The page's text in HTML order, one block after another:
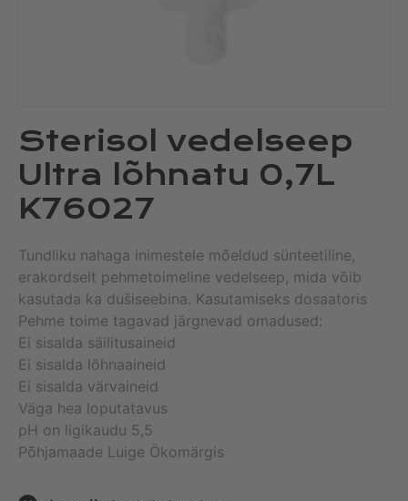
Sterisol vedelseep
Ultra lõhnatu 0,7L
K76027
Tundliku nahaga inimestele mõeldud sünteetiline,
erakordselt pehmetoimeline vedelseep, mida võib
kasutada ka dušiseebina. Kasutamiseks dosaatoris
Pehme toime tagavad järgnevad omadused:
Ei sisalda säilitusaineid
Ei sisalda lõhnaaineid
Ei sisalda värvaineid
Väga hea loputatavus
pH on ligikaudu 5,5
Põhjamaade Luige Ökomärgis